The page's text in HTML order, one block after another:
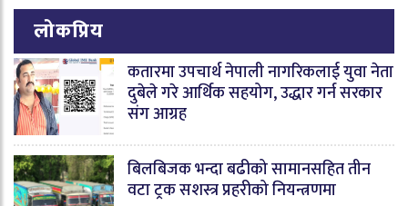
लोकप्रिय
कतारमा उपचार्थ नेपाली नागरिकलाई युवा नेता
दुबेले गरे आर्थिक सहयोग, उद्धार गर्न सरकार
संग आग्रह
बिलबिजक भन्दा बढीको सामानसहित तीन
वटा ट्रक सशस्त्र प्रहरीको नियन्त्रणमा